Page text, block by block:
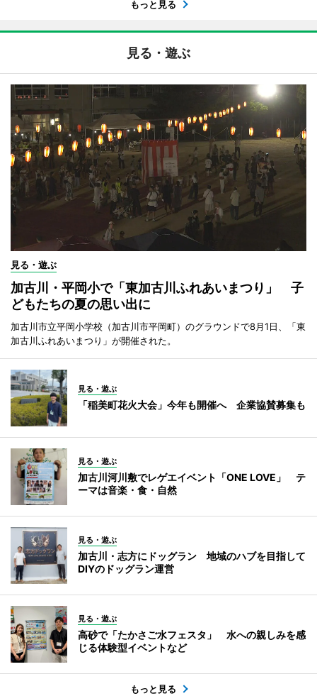
もっと見る
見る・遊ぶ
見る・遊ぶ
加古川・平岡小で「東加古川ふれあいまつり」 子
どもたちの夏の思い出に
加古川市立平岡小学校（加古川市平岡町）のグラウンドで8月1日、「東
加古川ふれあいまつり」が開催された。
見る・遊ぶ
「稲美町花火大会」今年も開催へ 企業協賛募集も
見る・遊ぶ
加古川河川敷でレゲエイベント「ONE LOVE」 テ
ーマは音楽・食・自然
見る・遊ぶ
加古川・志方にドッグラン 地域のハブを目指して
DIYのドッグラン運営
見る・遊ぶ
高砂で「たかさご水フェスタ」 水への親しみを感
じる体験型イベントなど
もっと見る